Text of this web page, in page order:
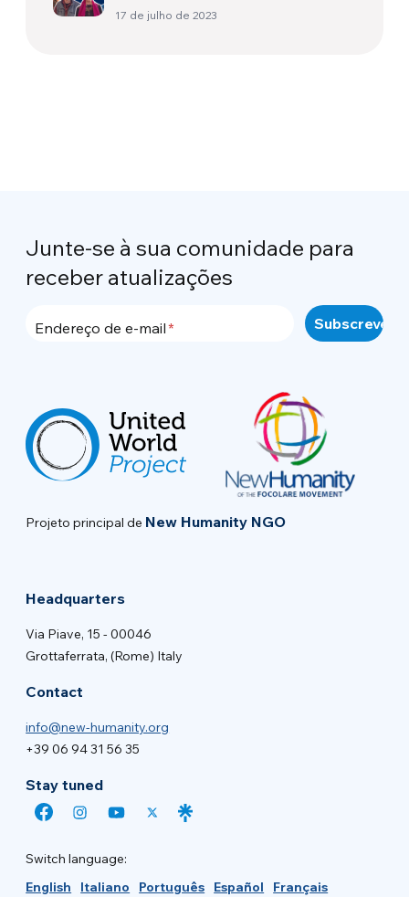
17 de julho de 2023
Junte-se à sua comunidade para
receber atualizações
Endereço de e-mail
Projeto principal de New Humanity NGO
Headquarters
Via Piave, 15 - 00046
Grottaferrata, (Rome) Italy
Contact
info@new-humanity.org
+39 06 94 31 56 35
Stay tuned
Switch language:
English
Italiano Português Español Français